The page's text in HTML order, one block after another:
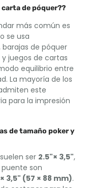
carta de póquer??
más común es
se usa
de póquer
juegos de cartas
equilibrio entre
La mayoría de los
este
para la impresión
de tamaño poker y
ser 2.5"× 3,5",
son
3,5" (57 × 88 mm).